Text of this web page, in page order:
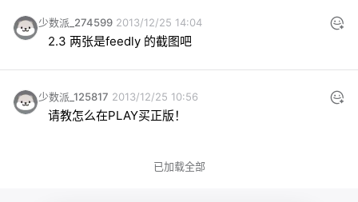
少数派_274599 2013/12/25 14:04
2.3 两张是feedly 的截图吧
少数派_125817 2013/12/25 10:56
请教怎么在PLAY买正版！
已加载全部